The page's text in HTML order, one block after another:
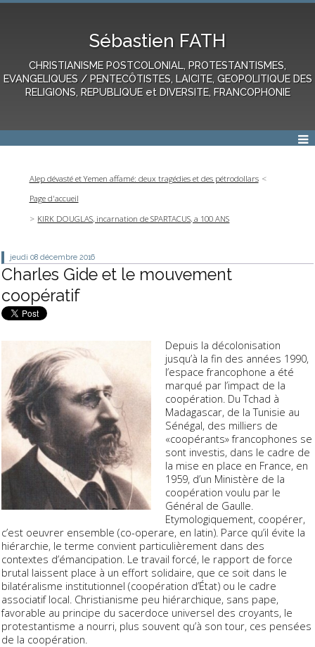
Sébastien FATH
CHRISTIANISME POSTCOLONIAL, PROTESTANTISMES,
EVANGELIQUES / PENTECÔTISTES, LAICITE, GEOPOLITIQUE DES
RELIGIONS, REPUBLIQUE et DIVERSITE, FRANCOPHONIE
Alep dévasté et Yemen affamé: deux tragédies et des pétrodollars
Page d'accueil
KIRK DOUGLAS, incarnation de SPARTACUS, a 100 ANS
jeudi 08 décembre 2016
Charles Gide et le mouvement
coopératif
Depuis la décolonisation
jusqu’à la fin des années 1990,
l’espace francophone a été
marqué par l’impact de la
coopération. Du Tchad à
Madagascar, de la Tunisie au
Sénégal, des milliers de
«coopérants» francophones se
sont investis, dans le cadre de
la mise en place en France, en
1959, d’un Ministère de la
coopération voulu par le
Général de Gaulle.
Etymologiquement, coopérer,
c’est oeuvrer ensemble (co-operare, en latin). Parce qu’il évite la
hiérarchie, le terme convient particulièrement dans des
contextes d’émancipation. Le travail forcé, le rapport de force
brutal laissent place à un effort solidaire, que ce soit dans le
bilatéralisme institutionnel (coopération d’État) ou le cadre
associatif local. Christianisme peu hiérarchique, sans pape,
favorable au principe du sacerdoce universel des croyants, le
protestantisme a nourri, plus souvent qu’à son tour, ces pensées
de la coopération.